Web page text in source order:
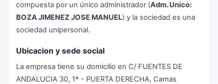
compuesta por un único administrador (Adm. Unico:
BOZA JIMENEZ JOSE MANUEL) y la sociedad es una
sociedad unipersonal.
Ubicacion y sede social
La empresa tiene su domicilio en C/ FUENTES DE
ANDALUCIA 30, 1ª - PUERTA DERECHA, Camas